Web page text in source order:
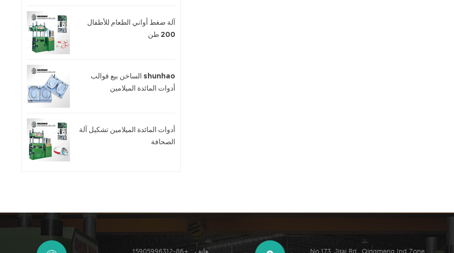
آلة ضغط أواني الطعام للأطفال
200 طن
shunhao الساخن بيع قوالب
أدوات المائدة الميلامين
أدوات المائدة الميلامين تشكيل آلة
الصحافة
هاتف : +86-15905996312
No.173, Jitai Rd., Qingmeng Ind Zone,